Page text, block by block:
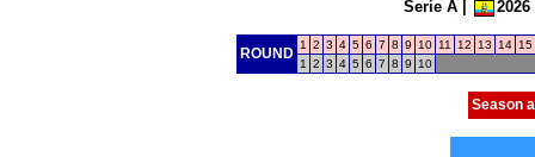
Serie A| 2026
ROUND
1 2 3 4 5 6 7 8 9 10 11 12 13 14 15
1
2 3 4 5 6 7 8 9 10
Season